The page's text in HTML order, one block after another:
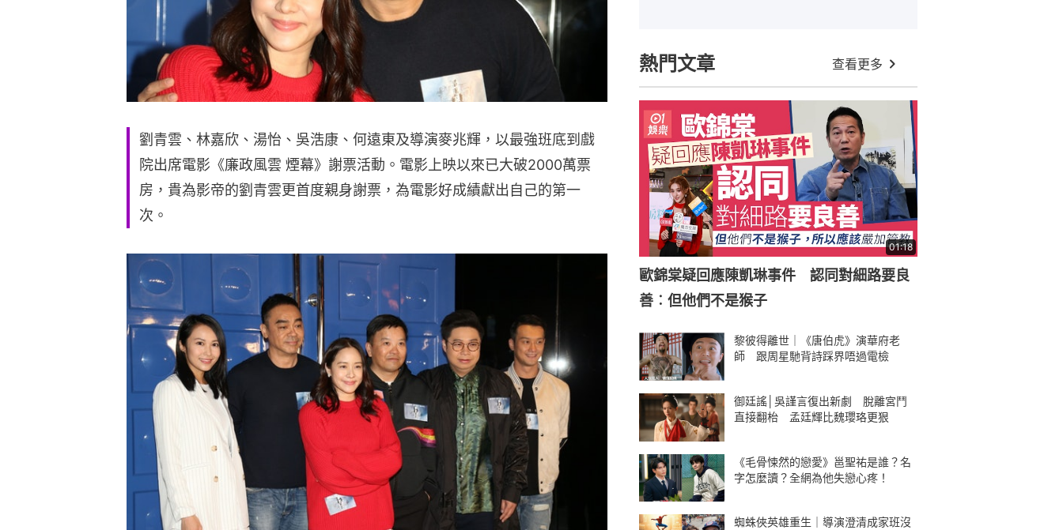
劉青雲、林嘉欣、湯怡、吳浩康、何遠東及導演麥兆輝，以最強班底到戲
院出席電影《廉政風雲 煙幕》謝票活動。電影上映以來已大破2000萬票
房，貴為影帝的劉青雲更首度親身謝票，為電影好成績獻出自己的第一
次。
熱門文章 查看更多
01:18
歐錦棠疑回應陳凱琳事件 認同對細路要良
善︰但他們不是猴子
黎彼得離世｜《唐伯虎》演華府老
師 跟周星馳背詩踩界唔過電檢
御廷謠│吳謹言復出新劇 脫離宮鬥
直接翻枱 孟廷輝比魏瓔珞更狠
《毛骨悚然的戀愛》邕聖祐是誰？名
字怎麼讀？全網為他失戀心疼！
蜘蛛俠英雄重生｜導演澄清成家班沒